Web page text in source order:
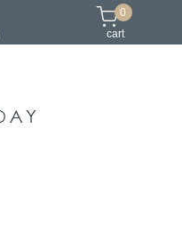
茶禪服
0
cart